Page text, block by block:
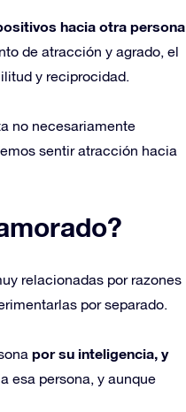
hacia otra persona
de atracción y agrado, el
y reciprocidad.
no necesariamente
sentir atracción hacia
relacionadas por razones
por separado.
por su inteligencia, y
esa persona, y aunque